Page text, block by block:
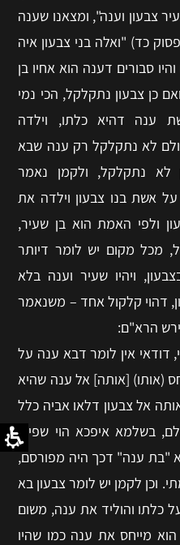
צבעון וענה", ומצאנו שענה
כד) "ואלה בני צבעון איה
סבורים דענה הוא אחיו בן
כן צבעון נתקלקל, הכי נמי
ענה דהיא כלתו, וילדה
לא נתקלקל רק ענה שבא
לא נתקלקל, ולקמן נאמר
אשת בנו צבעון וילדה את
ולפי האמת הוא בן שעיר,
מכל מקום יש לומר דיותר
ויהיו שעיר וענה בלא
דהוי קלקול אחד – משנאמר
הרא"ם:
דודאי אין לומר דבא ענה על
(אותו) [אותה] אל ענה שהיא
אל צבעון דלאו אביה כלל
בשלמא איפכא הוי שפיר,
"בת ענה" דכך היה מפורסם,
וכן לקמן יש לומר צבעון בא
כלתו והוליד את ענה, משום
מייחס את ענה כמו שהיו